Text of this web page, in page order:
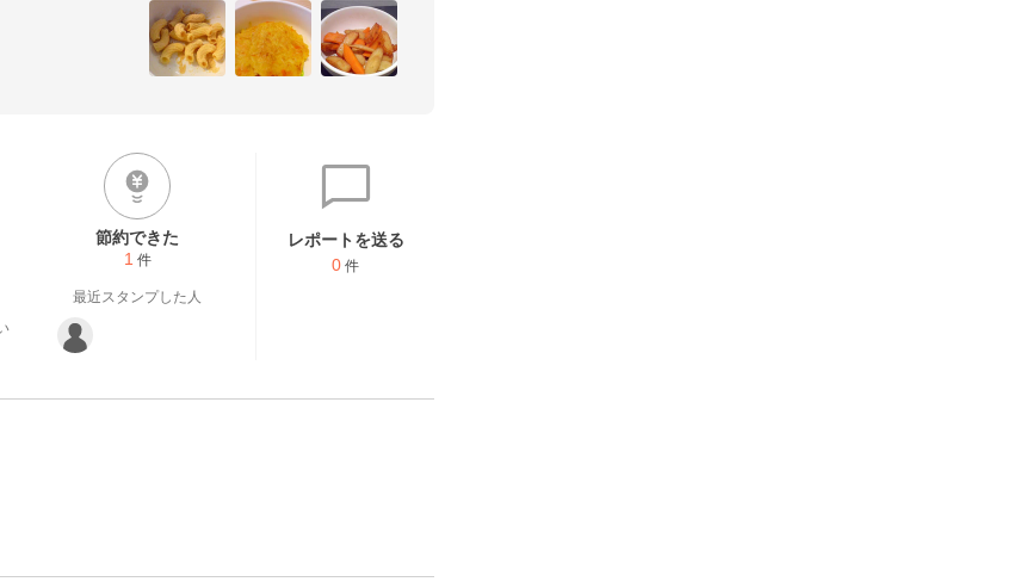
節約できた
1 件
最近スタンプした人
レポートを送る
0 件